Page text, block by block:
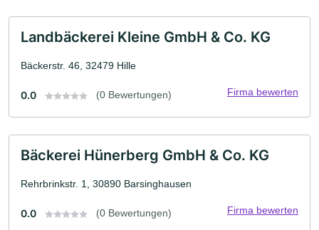
Landbäckerei Kleine GmbH & Co. KG
Bäckerstr. 46, 32479 Hille
0.0 (0 Bewertungen) Firma bewerten
Bäckerei Hünerberg GmbH & Co. KG
Rehrbrinkstr. 1, 30890 Barsinghausen
0.0 (0 Bewertungen) Firma bewerten